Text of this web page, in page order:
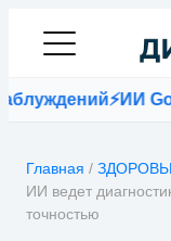
⚡ИИ Google
Главная /
ИИ ведет
точностью